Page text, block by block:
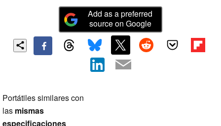
Add as a preferred
source on Google
Portátiles similares con
las mismas
especificaciones